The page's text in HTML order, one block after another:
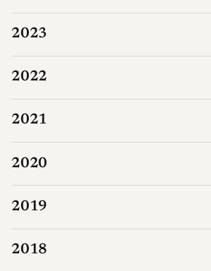
2023
2022
2021
2020
2019
2018